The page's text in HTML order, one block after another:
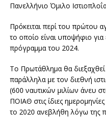
Πανελλήνιο Όμιλο
Πρόκειται περί του πρώτου
το οποίο είναι υποψήφιο
πρόγραμμα του 2024.
Το Πρωτάθλημα θα
παράλληλα με τον διεθνή
(600 ναυτικών μιλίων άνευ
ΠΟΙΑΘ στις ίδιες
το 2020 ανεβλήθη λόγω της